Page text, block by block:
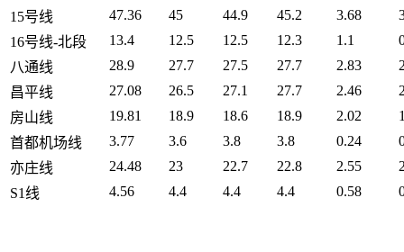
15号线
47.36 45 44.9 45.2 3.68
16号线-北段
13.4 12.5 12.5 12.3 1.1
八通线
28.9 27.7 27.5 27.7 2.83
昌平线
27.08 26.5 27.1 27.7 2.46
房山线
19.81 18.9 18.6 18.9 2.02
首都机场线
3.77 3.6 3.8 3.8 0.24
亦庄线
24.48 23 22.7 22.8 2.55
S1线
4.56 4.4 4.4 4.4 0.58